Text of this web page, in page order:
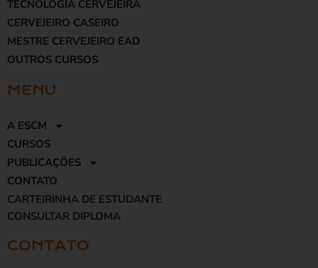
TECNOLOGIA CERVEJEIRA
CERVEJEIRO CASEIRO
MESTRE CERVEJEIRO EAD
OUTROS CURSOS
MENU
A ESCM
CURSOS
PUBLICAÇÕES
CONTATO
CARTEIRINHA DE ESTUDANTE
CONSULTAR DIPLOMA
CONTATO